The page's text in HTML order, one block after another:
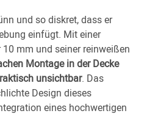
und so diskret, dass er
einfügt. Mit einer
mm und seiner reinweißen
Montage in der Decke
unsichtbar. Das
Design dieses
eines hochwertigen